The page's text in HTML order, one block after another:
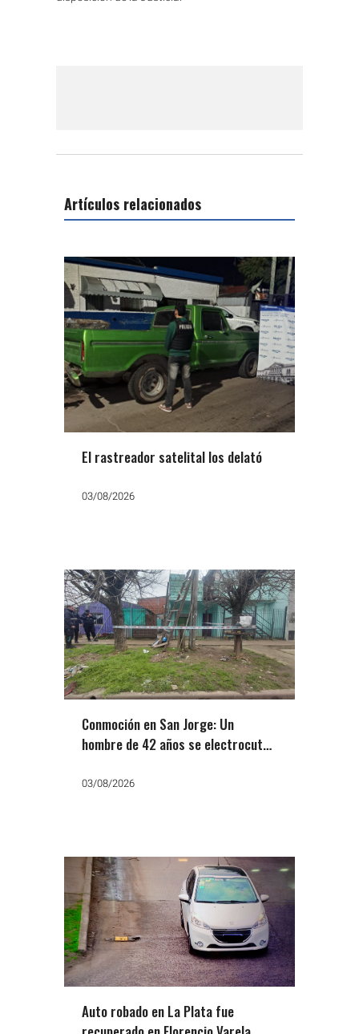
Artículos relacionados
El rastreador satelital los delató
03/08/2026
Conmoción en San Jorge: Un
hombre de 42 años se electrocutó
03/08/2026
Auto robado en La Plata fue